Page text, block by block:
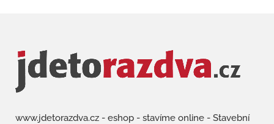
www.jdetorazdva.cz - eshop - stavíme online - Stavební